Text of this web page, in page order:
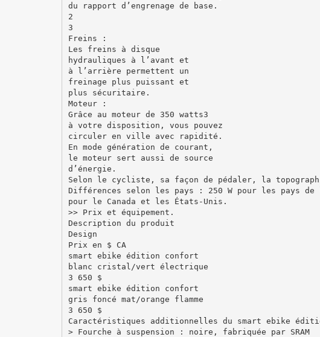
du rapport d’engrenage de base.
2
3
Freins :
Les freins à disque
hydrauliques à l’avant et
à l’arrière permettent un
freinage plus puissant et
plus sécuritaire.
Moteur :
Grâce au moteur de 350 watts3
à votre disposition, vous pouvez
circuler en ville avec rapidité.
En mode génération de courant,
le moteur sert aussi de source
d’énergie.
Selon le cycliste, sa façon de pédaler, la
Différences selon les pays : 250 W pour les pays de
pour le Canada et les États-Unis.
>> Prix et équipement.
Description du produit
Design
Prix en $ CA
smart ebike édition confort
blanc cristal/vert électrique
3 650 $
smart ebike édition confort
gris foncé mat/orange flamme
3 650 $
Caractéristiques additionnelles du smart ebike
> Fourche à suspension : noire, fabriquée par SRAM